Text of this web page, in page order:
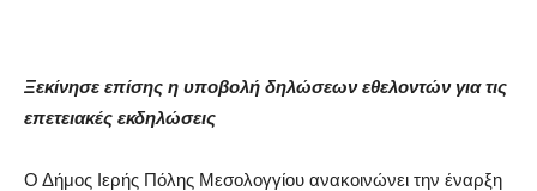
Ξεκίνησε επίσης η υποβολή δηλώσεων εθελοντών για τις
επετειακές εκδηλώσεις
Ο Δήμος Ιερής Πόλης Μεσολογγίου ανακοινώνει την έναρξη